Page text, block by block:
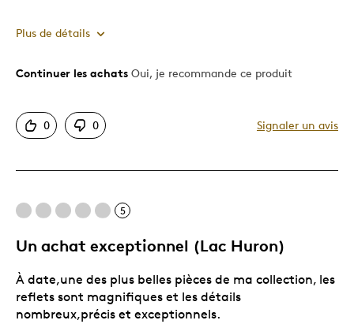
Plus de détails
Le pour
Motif attrayant
Très bonne qualité
Les meilleures utilisations
Cadeau pour adulte
Occasion spéciale
Continuer les achats Oui, je recommande ce produit
0 0 Signaler un avis
5
Un achat exceptionnel (Lac Huron)
À date,une des plus belles pièces de ma collection, les
reflets sont magnifiques et les détails
nombreux,précis et exceptionnels.